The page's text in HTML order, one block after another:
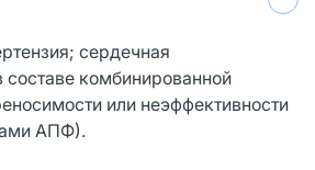
сердечная
составе комбинированной
или неэффективности
АПФ).